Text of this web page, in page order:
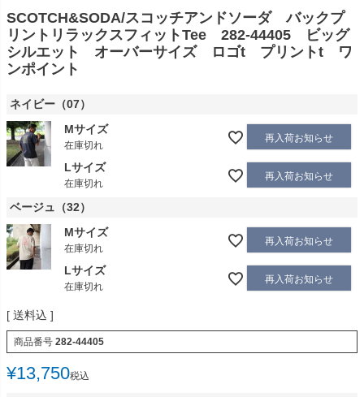
SCOTCH&SODA/スコッチアンドソーダ バックプ
リントリラックスフィットTee 282-44405 ビッグ
シルエット オーバーサイズ ロゴt プリントt ワ
ンポイント
ネイビー（07）
Mサイズ
在庫切れ
再入荷お知らせ
Lサイズ
在庫切れ
再入荷お知らせ
ベージュ（32）
Mサイズ
在庫切れ
再入荷お知らせ
Lサイズ
在庫切れ
再入荷お知らせ
送料込
商品番号 282-44405
¥13,750税込